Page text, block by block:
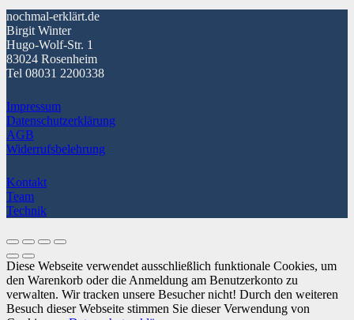
nochmal-erklärt.de
Birgit Winter
Hugo-Wolf-Str. 1
83024 Rosenheim
Tel 08031 2200338
Impressum
Datenschutzerklärung
AGB
Widerrufsbelehrung
Kontakt
Team
Technik
Diese Webseite verwendet ausschließlich funktionale Cookies, um
den Warenkorb oder die Anmeldung am Benutzerkonto zu
verwalten. Wir tracken unsere Besucher nicht! Durch den weiteren
Besuch dieser Webseite stimmen Sie dieser Verwendung von